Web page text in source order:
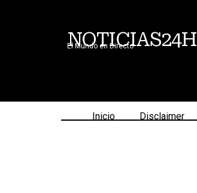
NOTICIAS24H
El Mundo en Directo
Inicio Disclaimer